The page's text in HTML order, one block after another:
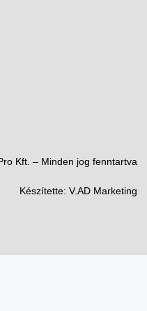
Kft. – Minden jog fenntartva​
Készítette: V.AD Marketing